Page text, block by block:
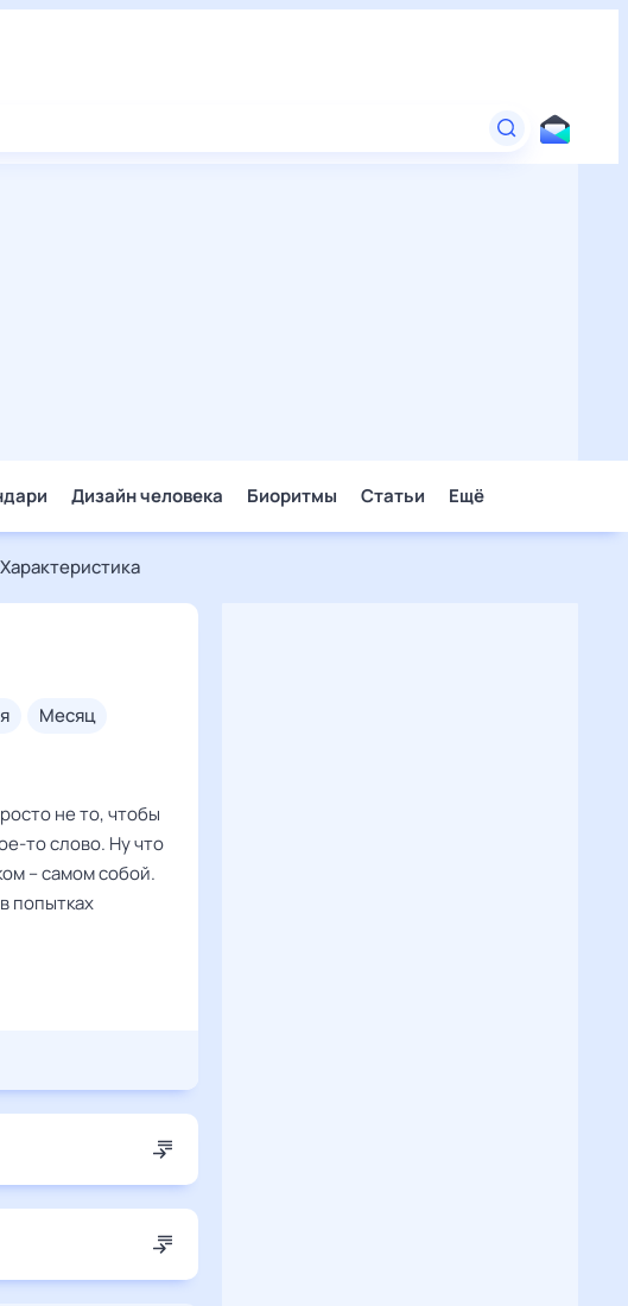
Дизайн человека Биоритмы Статьи Ещё
Характеристика
месяц
не то, чтобы
то слово. Ну что
– самом собой.
попытках